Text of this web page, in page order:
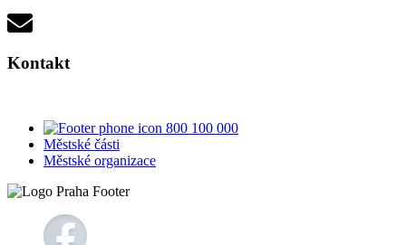
Kontakt
800 100 000
Městské části
Městské organizace